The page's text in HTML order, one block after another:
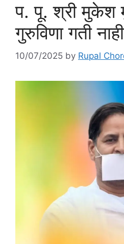
प. पू. श्री मुकेश
गुरुविणा गती
10/07/2025 by Rupal